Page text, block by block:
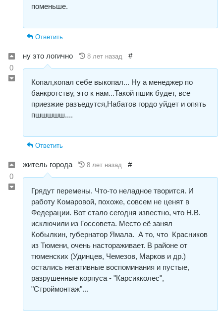
поменьше.
Ответить
0
ну это логично 8 лет назад #
Копал,копал себе выкопал... Ну а менеджер по
банкротству, это к нам...Такой пшик будет, все
приезжие разъедутся,Набатов гордо уйдет и опять
пшшшшш....
Ответить
0
житель города 8 лет назад #
Грядут перемены. Что-то неладное творится. И
работу Комаровой, похоже, совсем не ценят в
Федерации. Вот стало сегодня известно, что Н.В.
исключили из Госсовета. Место её занял
Кобылкин, губернатор Ямала. А то, что Красников
из Тюмени, очень настораживает. В районе от
тюменских (Удинцев, Чемезов, Марков и др.)
остались негативные воспоминания и пустые,
разрушенные корпуса - "Карсикколес",
"Строймонтаж"...